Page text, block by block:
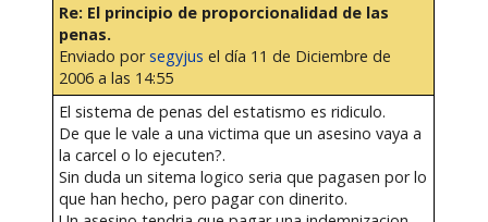
Re: El principio de proporcionalidad de las
penas.
Enviado porsegyjus el día 11 de Diciembre de
2006 a las 14:55
El sistema de penas del estatismo es ridiculo.
De que le vale a una victima que un asesino vaya a
la carcel o lo ejecuten?.
Sin duda un sitema logico seria que pagasen por lo
que han hecho, pero pagar con dinerito.